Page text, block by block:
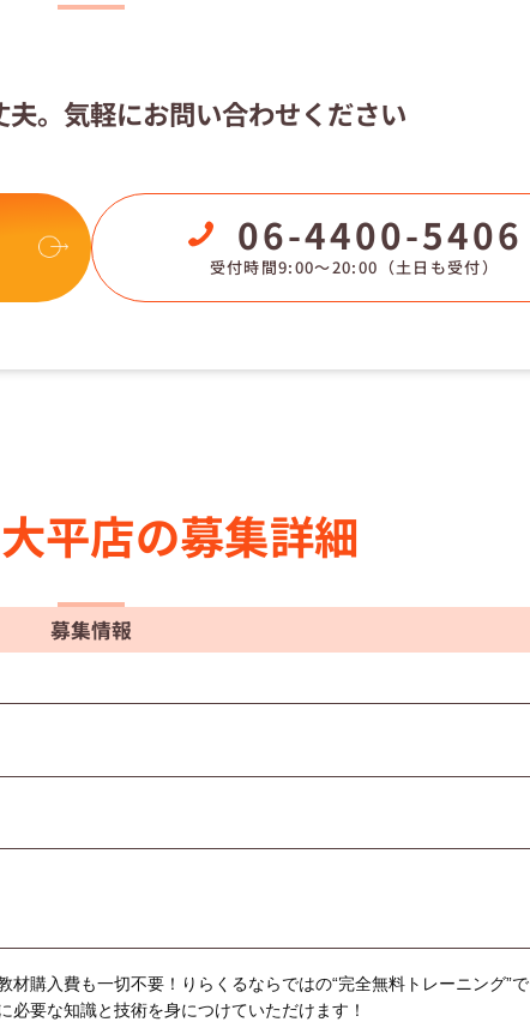
夫。気軽にお問い合わせください
06-4400-5406
受付時間9:00〜20:00 （土日も受付）
大平店の募集詳細
募集情報
材購入費も一切不要！りらくるならではの“完全無料トレーニング”で
必要な知識と技術を身につけていただけます！